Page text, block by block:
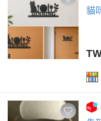
貓